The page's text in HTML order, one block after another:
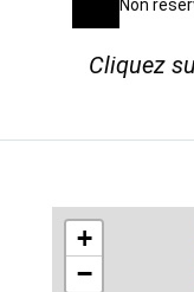
Non
Cliquez
+
−